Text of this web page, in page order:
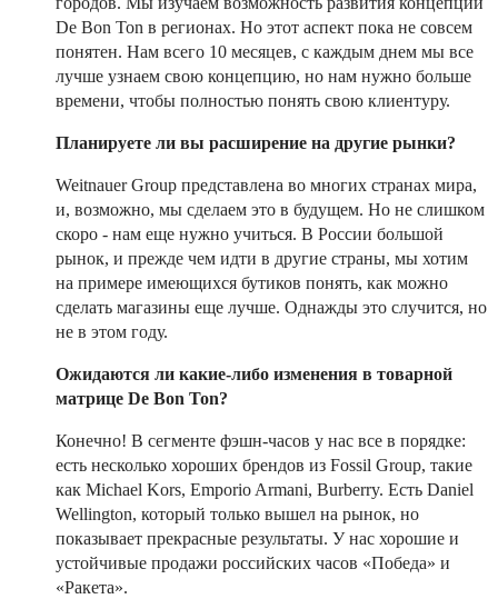
De Bon Ton в регионах. Но этот аспект пока не совсем
понятен. Нам всего 10 месяцев, с каждым днем мы все
лучше узнаем свою концепцию, но нам нужно больше
времени, чтобы полностью понять свою клиентуру.
Планируете ли вы расширение на другие рынки?
Weitnauer Group представлена во многих странах мира,
и, возможно, мы сделаем это в будущем. Но не слишком
скоро - нам еще нужно учиться. В России большой
рынок, и прежде чем идти в другие страны, мы хотим
на примере имеющихся бутиков понять, как можно
сделать магазины еще лучше. Однажды это случится, но
не в этом году.
Ожидаются ли какие-либо изменения в товарной
матрице De Bon Ton?
Конечно! В сегменте фэшн-часов у нас все в порядке:
есть несколько хороших брендов из Fossil Group, такие
как Michael Kors, Emporio Armani, Burberry. Есть Daniel
Wellington, который только вышел на рынок, но
показывает прекрасные результаты. У нас хорошие и
устойчивые продажи российских часов «Победа» и
«Ракета».